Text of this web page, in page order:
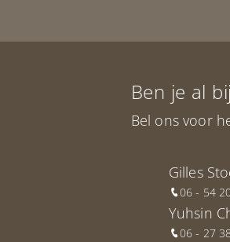
Ben je al
Bel ons voor
Gilles
06 - 54
Yuhsin
06 - 27